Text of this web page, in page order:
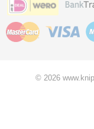
© 2026